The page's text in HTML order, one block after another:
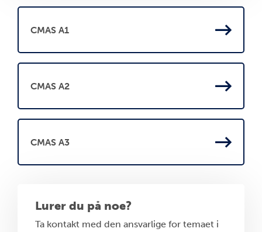
CMAS A1
CMAS A2
CMAS A3
Lurer du på noe?
Ta kontakt med den ansvarlige for temaet i